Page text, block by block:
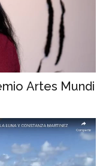
Artes Mundi